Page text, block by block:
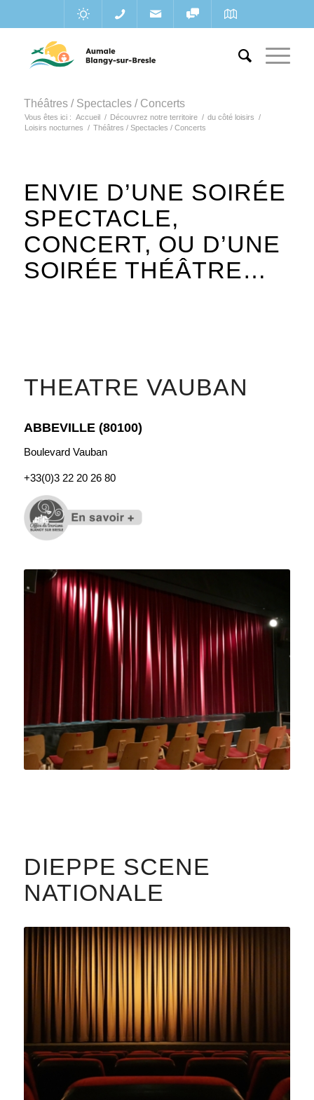
Théâtres / Spectacles / Concerts
Vous êtes ici : Accueil / Découvrez notre territoire / du côté loisirs /
Loisirs nocturnes / Théâtres / Spectacles / Concerts
ENVIE D’UNE SOIRÉE
SPECTACLE,
CONCERT, OU D’UNE
SOIRÉE THÉÂTRE…
THEATRE VAUBAN
ABBEVILLE (80100)
Boulevard Vauban
+33(0)3 22 20 26 80
DIEPPE SCENE
NATIONALE